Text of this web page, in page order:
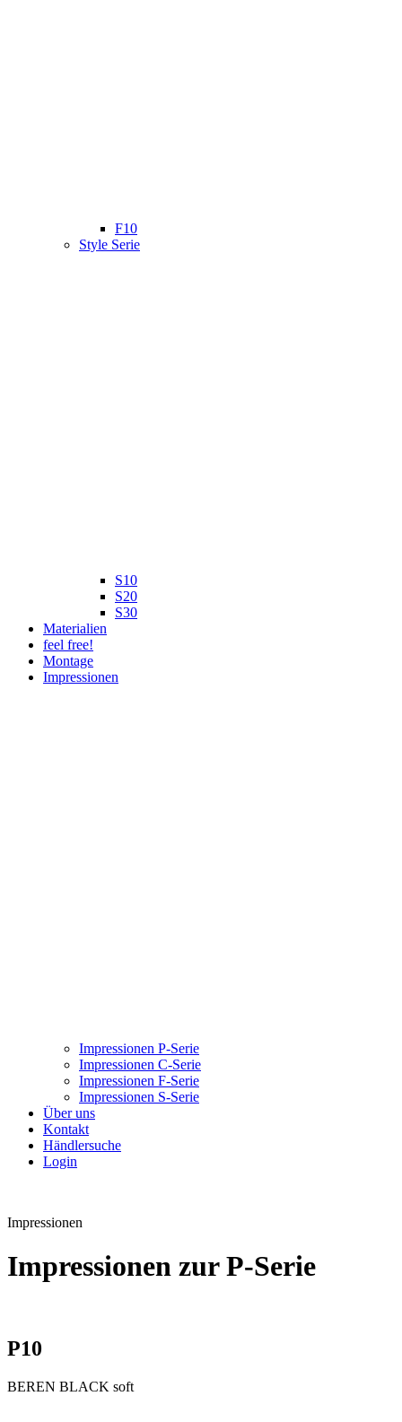
F10
Style Serie
S10
S20
S30
Materialien
feel free!
Montage
Impressionen
Impressionen P-Serie
Impressionen C-Serie
Impressionen F-Serie
Impressionen S-Serie
Über uns
Kontakt
Händlersuche
Login
Impressionen
Impressionen zur P-Serie
P10
BEREN BLACK soft